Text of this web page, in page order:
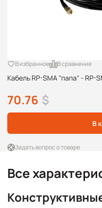
Кабель RP-SMA "папа" - RP-
В избранное В сравнение
70.76 $
В
Задать вопрос о товаре
Все